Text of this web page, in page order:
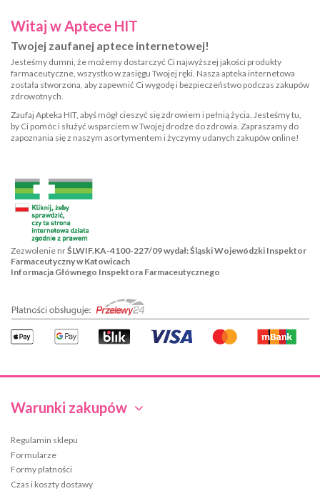
Warunki zakupów
Regulamin sklepu
Formularze
Formy płatności
Czas i koszty dostawy
Witaj w Aptece HIT
Twojej zaufanej aptece internetowej!
Jesteśmy dumni, że możemy dostarczyć Ci najwyższej jakości produkty
farmaceutyczne, wszystko w zasięgu Twojej ręki. Nasza apteka internetowa
została stworzona, aby zapewnić Ci wygodę i bezpieczeństwo podczas zakupów
zdrowotnych.
Zaufaj Apteka HIT, abyś mógł cieszyć się zdrowiem i pełnią życia. Jesteśmy tu,
by Ci pomóc i służyć wsparciem w Twojej drodze do zdrowia. Zapraszamy do
zapoznania się z naszym asortymentem i życzymy udanych zakupów online!
Zezwolenie nrŚLWIF.KA-4100-227/09 wydał: Śląski Wojewódzki Inspektor
Farmaceutyczny w Katowicach
Informacja Głównego Inspektora Farmaceutycznego